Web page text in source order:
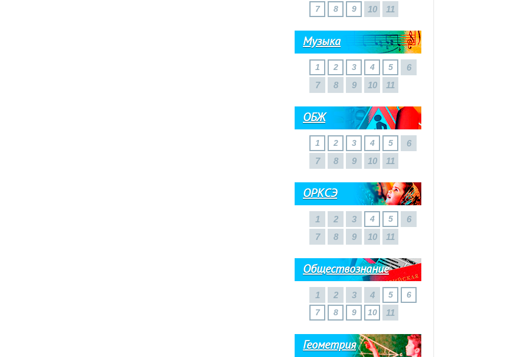
7 8 9 10 11
Музыка
1 2 3 4 5
6
7
8 9 10 11
ОБЖ
1 2 3 4 5
6
7
8 9 10 11
ОРКСЭ
1 2 3 4 5
6
7
8 9 10 11
Обществознание
1 2 3 4 5
6
7
8 9 10 11
Геометрия